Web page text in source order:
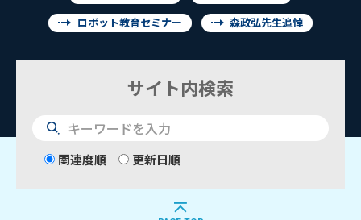
ロボット教育セミナー 森政弘先生追悼
サイト内検索
検
索
関連度順 更新日順